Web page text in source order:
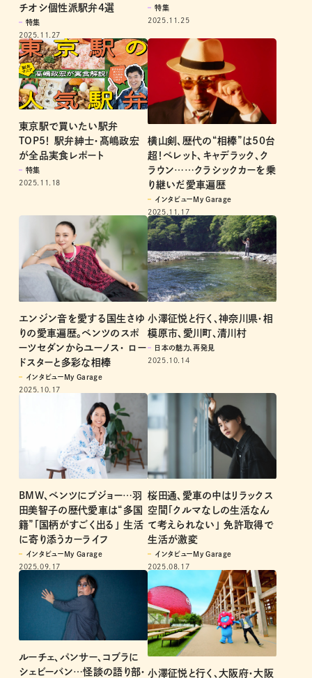
チオシ個性派駅弁4選
特集
2025.11.27
特集
2025.11.25
東京駅で買いたい駅弁
TOP5！ 駅弁紳士・髙嶋政宏
が全品実食レポート
特集
2025.11.18
横山剣、歴代の“相棒”は50台
超！ベレット、キャデラック、ク
ラウン……クラシックカーを乗
り継いだ愛車遍歴
インタビューMy Garage
2025.11.17
エンジン音を愛する国生さゆ
りの愛車遍歴。ベンツのスポ
ーツセダンからユーノス・ ロー
ドスターと多彩な相棒
インタビューMy Garage
2025.10.17
小澤征悦と行く、神奈川県・相
模原市、愛川町、清川村
日本の魅力、再発見
2025.10.14
BMW、ベンツにプジョー…羽
田美智子の歴代愛車は“多国
籍”「国柄がすごく出る」 生活
に寄り添うカーライフ
インタビューMy Garage
2025.09.17
桜田通、愛車の中はリラックス
空間「クルマなしの生活なん
て考えられない」 免許取得で
生活が激変
インタビューMy Garage
2025.08.17
ルーチェ、パンサー、コブラに
シェビーバン…怪談の語り部・ 小澤征悦と行く、大阪府・大阪